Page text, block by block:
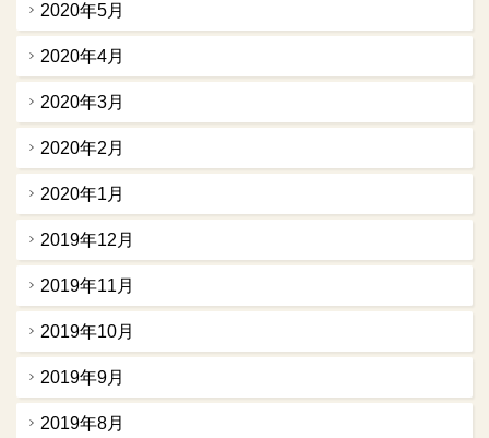
2020年5月
2020年4月
2020年3月
2020年2月
2020年1月
2019年12月
2019年11月
2019年10月
2019年9月
2019年8月